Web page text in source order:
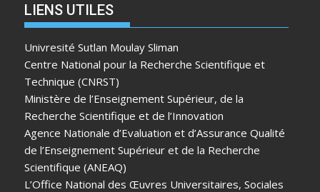
LIENS UTILES
Univresité Sutlan Moulay Sliman
Centre National pour la Recherche Scientifique et
Technique (CNRST)
Ministère de l’Enseignement Supérieur, de la
Recherche Scientifique et de l’Innovation
Agence Nationale d’Evaluation et d’Assurance Qualité
de l’Enseignement Supérieur et de la Recherche
Scientifique (ANEAQ)
L’Office National des Œuvres Universitaires, Sociales